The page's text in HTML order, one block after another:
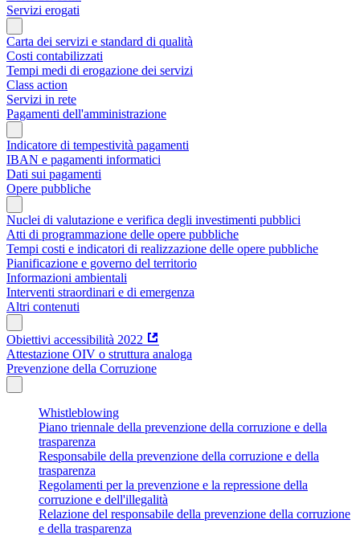
Servizi erogati
Carta dei servizi e standard di qualità
Costi contabilizzati
Tempi medi di erogazione dei servizi
Class action
Servizi in rete
Pagamenti dell'amministrazione
Indicatore di tempestività pagamenti
IBAN e pagamenti informatici
Dati sui pagamenti
Opere pubbliche
Nuclei di valutazione e verifica degli investimenti pubblici
Atti di programmazione delle opere pubbliche
Tempi costi e indicatori di realizzazione delle opere pubbliche
Pianificazione e governo del territorio
Informazioni ambientali
Interventi straordinari e di emergenza
Altri contenuti
Obiettivi accessibilità 2022
Attestazione OIV o struttura analoga
Prevenzione della Corruzione
Whistleblowing
Piano triennale della prevenzione della corruzione e della
trasparenza
Responsabile della prevenzione della corruzione e della
trasparenza
Regolamenti per la prevenzione e la repressione della
corruzione e dell'illegalità
Relazione del responsabile della prevenzione della corruzione
e della trasparenza